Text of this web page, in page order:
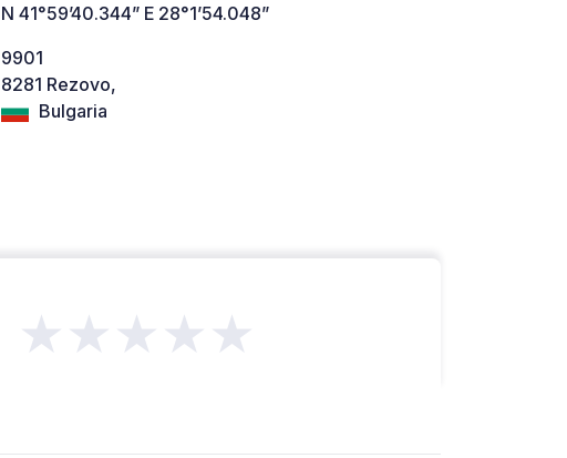
N 41°59’40.344” E 28°1’54.048”
9901
8281 Rezovo,
Bulgaria
★★★★★